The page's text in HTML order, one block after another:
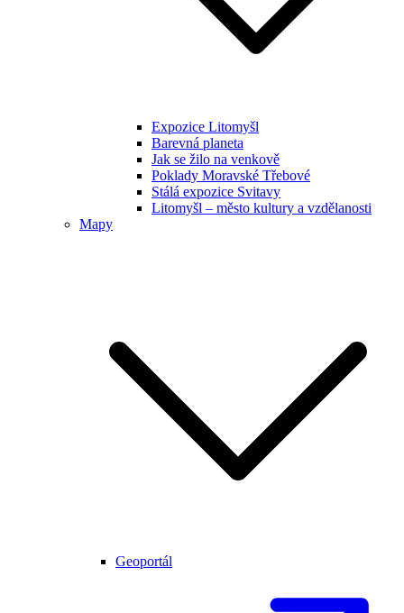
Expozice Litomyšl
Barevná planeta
Jak se žilo na venkově
Poklady Moravské Třebové
Stálá expozice Svitavy
Litomyšl – město kultury a vzdělanosti
Mapy
Geoportál